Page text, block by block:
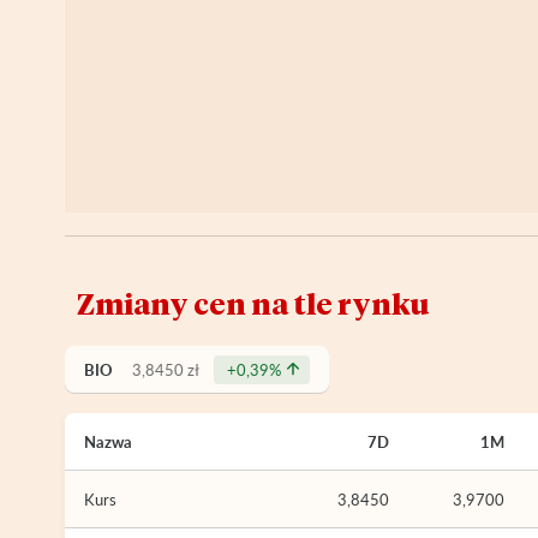
Zmiany cen na tle rynku
BIO 3,8450 zł +0,39%
Nazwa 7D 1M
Kurs 3,8450 3,9700